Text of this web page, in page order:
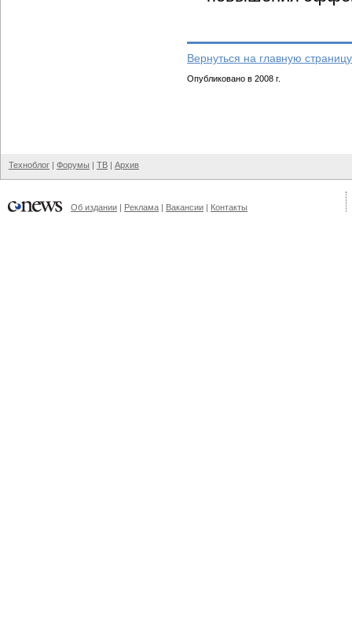
Вернуться на главную
Опубликовано в 2008 г.
Техноблог | Форумы | ТВ | Архив
Об издании | Реклама | Вакансии | Контакты